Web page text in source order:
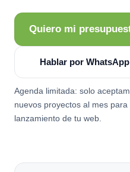
Quiero mi
Hablar por
Agenda limitada: solo
nuevos proyectos al mes
lanzamiento de tu web.